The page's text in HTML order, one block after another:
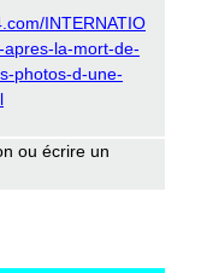
INTERNATIO
la-mort-de-
photos-d-une-
ou écrire un